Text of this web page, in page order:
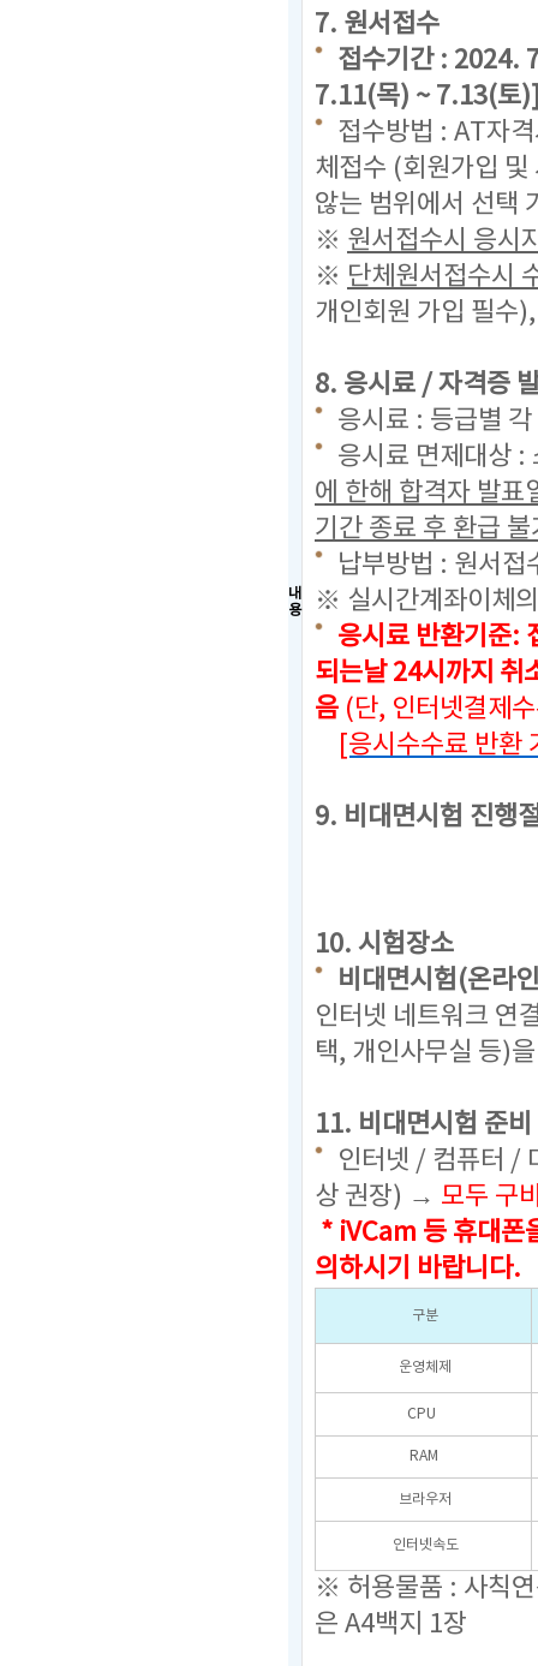
내
용
7. 원서접수
접수기간 : 2024.
7.11(목) ~ 7.13(토
접수방법 : AT자
체접수 (회원가입 및
않는 범위에서 선택
※ 원서접수시 응시
※ 단체원서접수시
개인회원 가입 필수
8. 응시료 / 자격증
응시료 : 등급별
응시료 면제대상 :
에 한해 합격자 발표
기간 종료 후 환급
납부방법 : 원서접
※ 실시간계좌이체
응시료 반환기준:
되는날 24시까지 취
음 (단, 인터넷결제
[응시수수료 반환
9. 비대면시험 진행
10. 시험장소
비대면시험(온라
인터넷 네트워크 연
택, 개인사무실 등)
11. 비대면시험 준
인터넷 / 컴퓨터 /
상 권장) → 모두 구
* iVCam 등 휴대폰
의하시기 바랍니다.
구분
운영체제
CPU
RAM
브라우저
인터넷속도
※ 허용물품 : 사칙
은 A4백지 1장